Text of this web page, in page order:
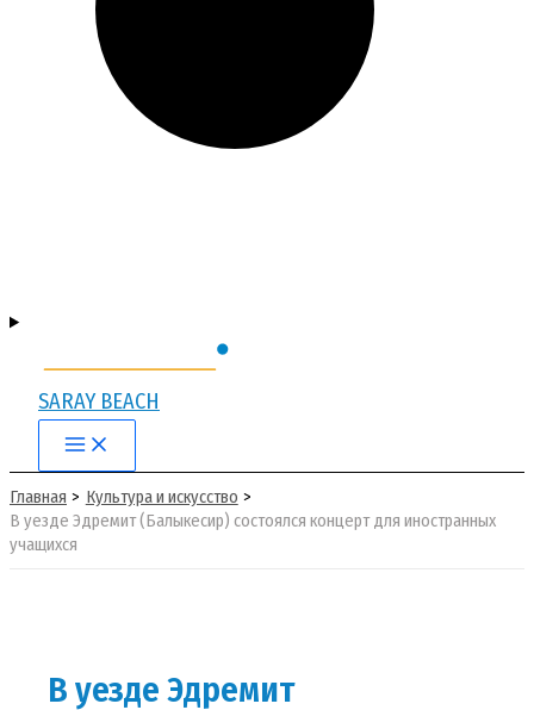
SARAY BEACH
Main
Menu
Главная
Культура и искусство
В уезде Эдремит (Балыкесир) состоялся концерт для иностранных
учащихся
В уезде Эдремит